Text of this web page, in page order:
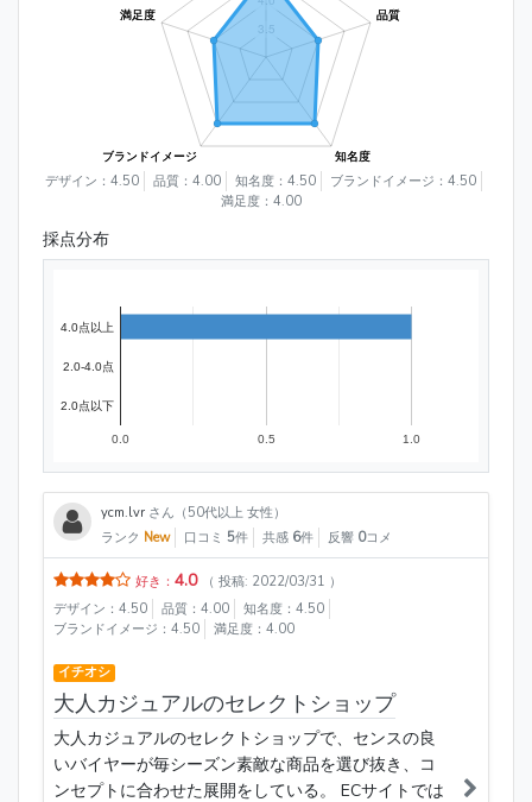
デザイン：4.50 品質：4.00 知名度：4.50
ブランドイメージ：4.50
満足度：4.00
採点分布
0.0 0.5 1.0
4.0点以上
2.0-4.0点
2.0点以下
ycm.lvr さん（50代以上 女性）
ランク New 口コミ 5件 共感 6件 反響 0コメ
好き： 4.0
（ 投稿: 2022/03/31 ）
デザイン：4.50
品質：4.00
知名度：4.50
ブランドイメージ：4.50
満足度：4.00
イチオシ
大人カジュアルのセレクトショップ
大人カジュアルのセレクトショップで、センスの良
いバイヤーが毎シーズン素敵な商品を選び抜き、コ
ンセプトに合わせた展開をしている。 ECサイトでは